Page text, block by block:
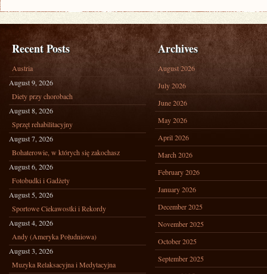
Recent Posts
Austria
August 9, 2026
Diety przy chorobach
August 8, 2026
Sprzęt rehabilitacyjny
August 7, 2026
Bohaterowie, w których się zakochasz
August 6, 2026
Fotobudki i Gadżety
August 5, 2026
Sportowe Ciekawostki i Rekordy
August 4, 2026
Andy (Ameryka Południowa)
August 3, 2026
Muzyka Relaksacyjna i Medytacyjna
Archives
August 2026
July 2026
June 2026
May 2026
April 2026
March 2026
February 2026
January 2026
December 2025
November 2025
October 2025
September 2025